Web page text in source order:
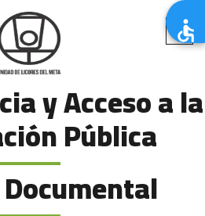
y Acceso a la
Pública